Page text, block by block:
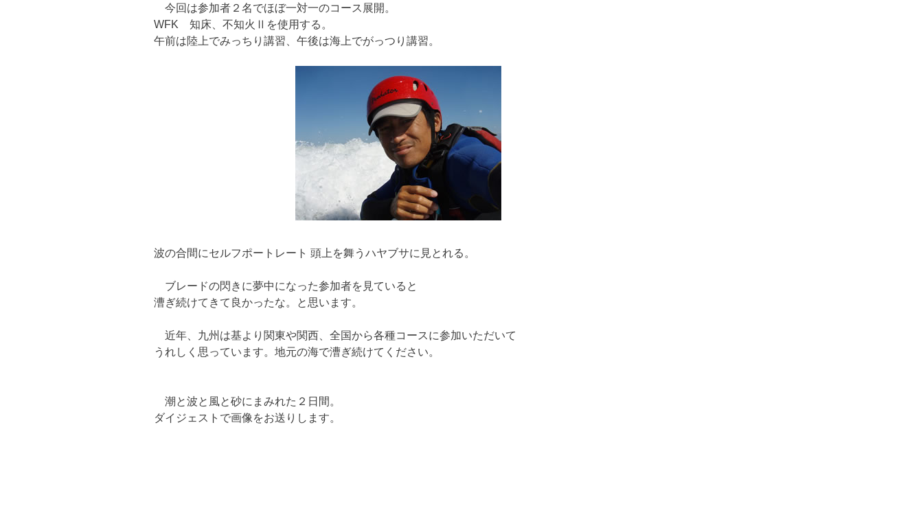
今回は参加者２名でほぼ一対一のコース展開。
WFK 知床、不知火Ⅱを使用する。
午前は陸上でみっちり講習、午後は海上でがっつり講習。
波の合間にセルフポートレート 頭上を舞うハヤブサに見とれる。
ブレードの閃きに夢中になった参加者を見ていると
漕ぎ続けてきて良かったな。と思います。
近年、九州は基より関東や関西、全国から各種コースに参加いただいて
うれしく思っています。地元の海で漕ぎ続けてください。
潮と波と風と砂にまみれた２日間。
ダイジェストで画像をお送りします。